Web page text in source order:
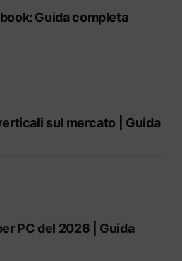
Guida completa
sul mercato | Guida
PC del 2026 | Guida